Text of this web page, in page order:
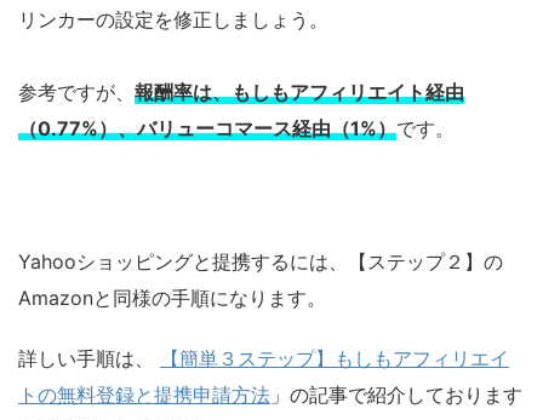
リンカーの設定を修正しましょう。
参考ですが、 報酬率は、もしもアフィリエイト経由
（0.77%）、バリューコマース経由（1%）です。
Yahooショッピングと提携するには、【ステップ２】の
Amazonと同様の手順になります。
詳しい手順は、
【簡単３ステップ】もしもアフィリエイ
トの無料登録と提携申請方法 」の記事で紹介しております